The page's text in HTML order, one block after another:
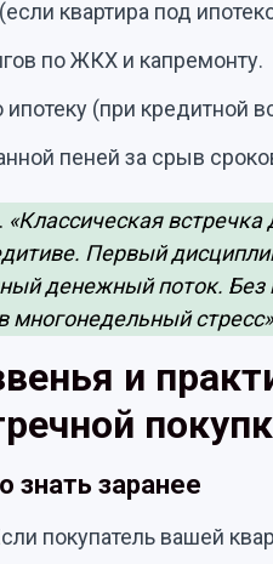
квартира под
по ЖКХ и капремонту.
(при кредитной
пеней за срыв
«Классическая
Первый
денежный поток.
многонедельный стресс»
и
знать заранее
покупатель вашей